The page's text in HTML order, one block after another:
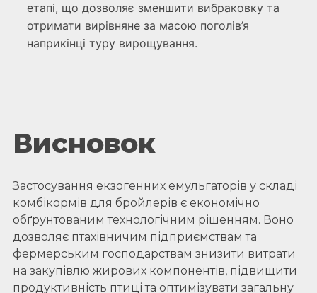
етапі, що дозволяє зменшити вибраковку та
отримати вирівняне за масою поголів’я
наприкінці туру вирощування.
Висновок
Застосування екзогенних емульгаторів у складі
комбікормів для бройлерів є економічно
обґрунтованим технологічним рішенням. Воно
дозволяє птахівничим підприємствам та
фермерським господарствам знизити витрати
на закупівлю жирових компонентів, підвищити
продуктивність птиці та оптимізувати загальну